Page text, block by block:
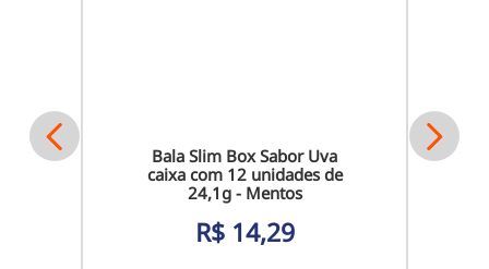
Bala Slim Box Sabor Uva
caixa com 12 unidades de
24,1g - Mentos
R$ 14,29